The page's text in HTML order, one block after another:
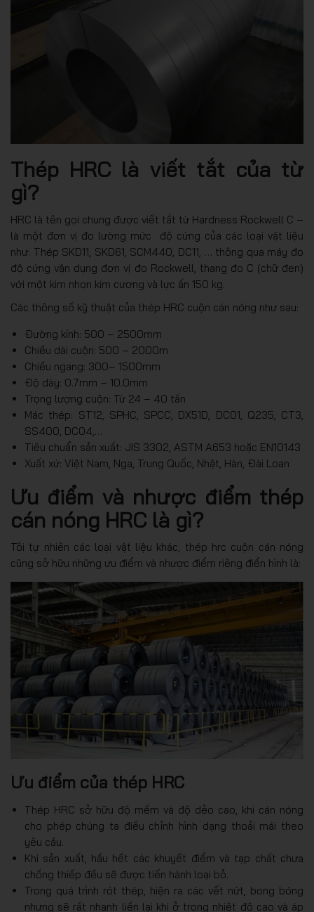
Thép HRC là viết tắt của từ
gì?
HRC là tên gọi chung được viết tắt từ Hardness Rockwell C –
là một đơn vị đo lường mức độ cứng của các loại vật liệu
như: Thép SKD11, SKD61, SCM440, DC11, … thông qua máy đo
độ cứng vận dụng đơn vị đo Rockwell, thang đo C (chữ đen)
với một kim nhọn kim cương và lực ấn 150 kg.
Các thông số kỹ thuật của thép HRC cuộn cán nóng như sau:
Đường kính: 500 – 2500mm
Chiều dài cuộn: 500 – 2000m
Chiều ngang: 300– 1500mm
Độ dày: 0.7mm – 10.0mm
Trọng lượng cuộn: Từ 24 – 40 tấn
Mác thép: ST12, SPHC, SPCC, DX51D, DC01, Q235, CT3,
SS400, DC04,…
Tiêu chuẩn sản xuất: JIS 3302, ASTM A653 hoặc EN10143
Xuất xứ: Việt Nam, Nga, Trung Quốc, Nhật, Hàn, Đài Loan
Ưu điểm và nhược điểm thép
cán nóng HRC là gì?
Tôi tự nhiên các loại vật liệu khác, thép hrc cuộn cán nóng
cũng sở hữu những ưu điểm và nhược điểm riêng điển hình là:
Ưu điểm của thép HRC
Thép HRC sở hữu độ mềm và độ dẻo cao, khi cán nóng
cho phép chúng ta điều chỉnh hình dạng thoải mái theo
yêu cầu.
Khi sản xuất, hầu hết các khuyết điểm và tạp chất chưa
chồng thiếp đều sẽ được tiến hành loại bỏ.
Trong quá trình rót thép, hiện ra các vết nứt, bong bóng
nhưng sẽ rất nhanh liền lại khi ở trong nhiệt độ cao và áp